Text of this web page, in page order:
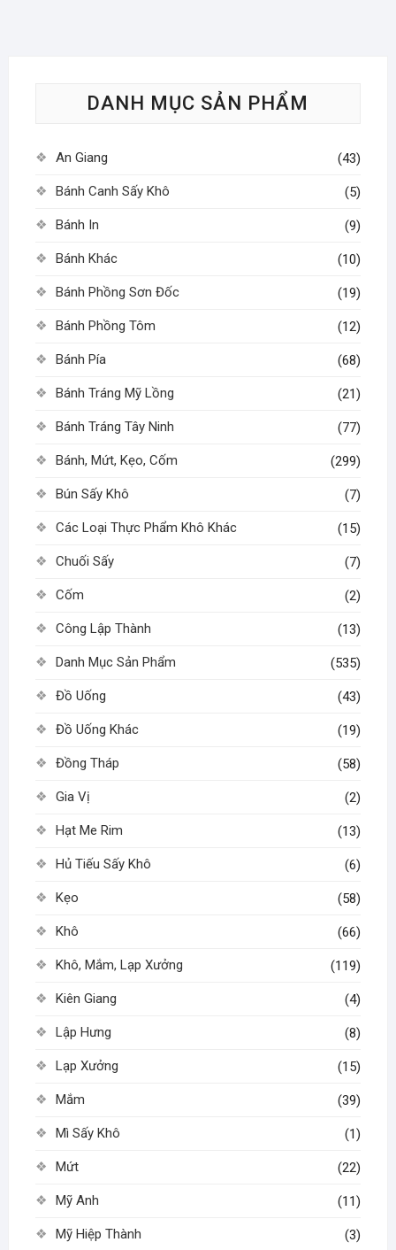
chọn
chọn
được
chọn
trên
phẩm
DANH MỤC SẢN PHẨM
An Giang (43)
Bánh Canh Sấy Khô (5)
Bánh In (9)
Bánh Khác (10)
Bánh Phồng Sơn Đốc (19)
Bánh Phồng Tôm (12)
Bánh Pía (68)
Bánh Tráng Mỹ Lồng (21)
Bánh Tráng Tây Ninh (77)
Bánh, Mứt, Kẹo, Cốm (299)
Bún Sấy Khô (7)
Các Loại Thực Phẩm Khô Khác (15)
Chuối Sấy (7)
Cốm (2)
Công Lập Thành (13)
Danh Mục Sản Phẩm (535)
Đồ Uống (43)
Đồ Uống Khác (19)
Đồng Tháp (58)
Gia Vị (2)
Hạt Me Rim (13)
Hủ Tiếu Sấy Khô (6)
Kẹo (58)
Khô (66)
Khô, Mắm, Lạp Xưởng (119)
Kiên Giang (4)
Lập Hưng (8)
Lạp Xưởng (15)
Mắm (39)
Mì Sấy Khô (1)
Mứt (22)
Mỹ Anh (11)
Mỹ Hiệp Thành (3)